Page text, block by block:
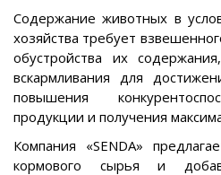
Содержание животных в
хозяйства требует
обустройства их
вскармливания для
повышения
продукции и получения
Компания «SENDA»
кормового сырья и